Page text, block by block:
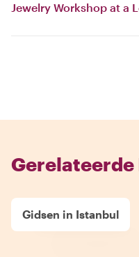
Jewelry Workshop at a
Gidsen in Istanbul